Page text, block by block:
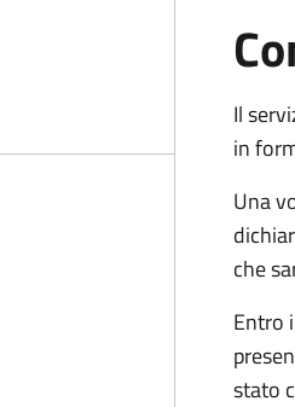
Il
in
Una
che
Entro
stato